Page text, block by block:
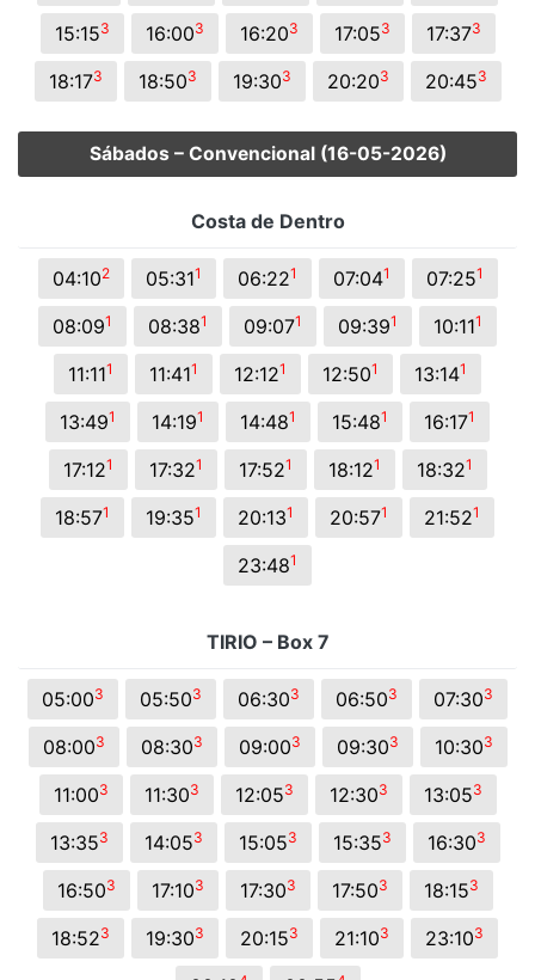
15:153 16:003 16:203 17:053 17:373
18:173 18:503 19:303 20:203 20:453
Sábados – Convencional (16-05-2026)
Costa de Dentro
04:102 05:311 06:221 07:041 07:251
08:091 08:381 09:071 09:391 10:111
11:111 11:411 12:121 12:501 13:141
13:491 14:191 14:481 15:481 16:171
17:121 17:321 17:521 18:121 18:321
18:571 19:351 20:131 20:571 21:521
23:481
TIRIO – Box 7
05:003 05:503 06:303 06:503 07:303
08:003 08:303 09:003 09:303 10:303
11:003 11:303 12:053 12:303 13:053
13:353 14:053 15:053 15:353 16:303
16:503 17:103 17:303 17:503 18:153
18:523 19:303 20:153 21:103 23:103